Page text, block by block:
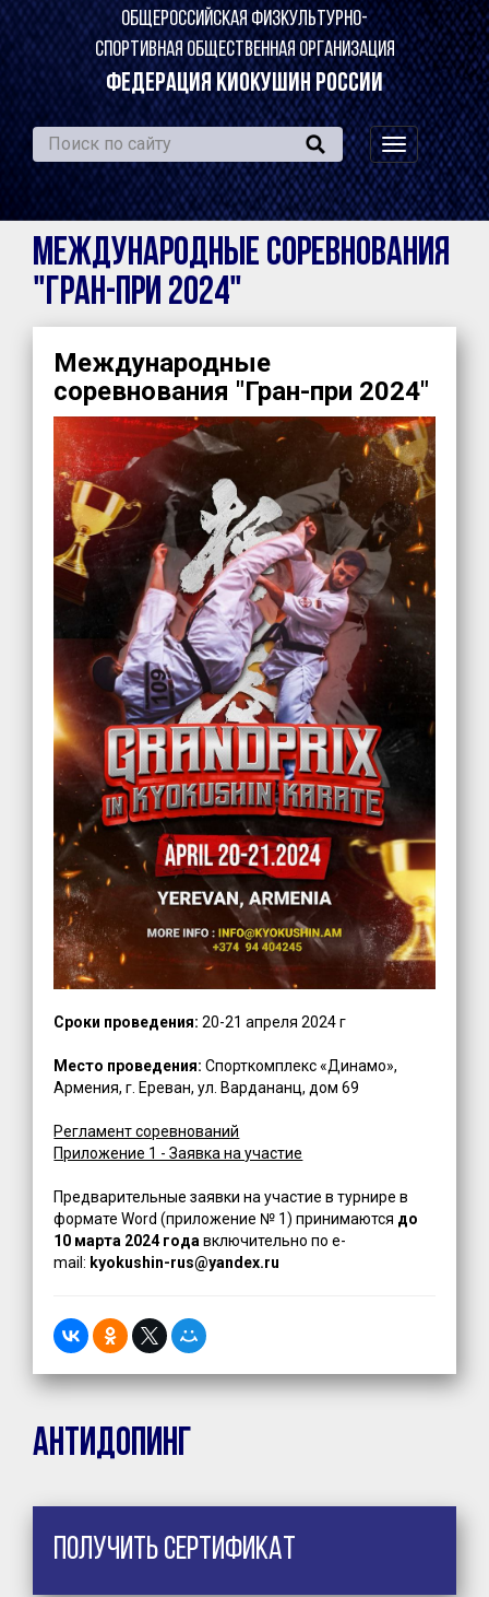
ОБЩЕРОССИЙСКАЯ ФИЗКУЛЬТУРНО-
СПОРТИВНАЯ ОБЩЕСТВЕННАЯ ОРГАНИЗАЦИЯ
ФЕДЕРАЦИЯ КИОКУШИН РОССИИ
навигация
по
сайту
Международные соревнования
"Гран-при 2024"
Международные
соревнования "Гран-при 2024"
Сроки проведения: 20-21 апреля 2024 г
Место проведения: Спорткомплекс «Динамо»,
Армения, г. Ереван, ул. Вардананц, дом 69
Регламент соревнований
Приложение 1 - Заявка на участие
Предварительные заявки на участие в турнире в
формате Word (приложение № 1) принимаются до
10 марта 2024 года включительно по e-
mail: kyokushin-rus@yandex.ru
Антидопинг
Получить сертификат